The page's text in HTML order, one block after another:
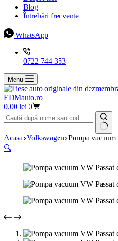
Blog
Întrebări frecvente
WhatsApp
0722 744 353
Menu
EDMauto.ro
Coș
de
cumpărături
0.00 lei 0
Niciun
rezultat
Acasa Volkswagen Pompa
🔍